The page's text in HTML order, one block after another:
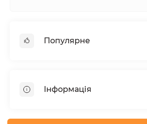
Популярне
Відпочинок, туризм
Товари для автомобілів
Інформація